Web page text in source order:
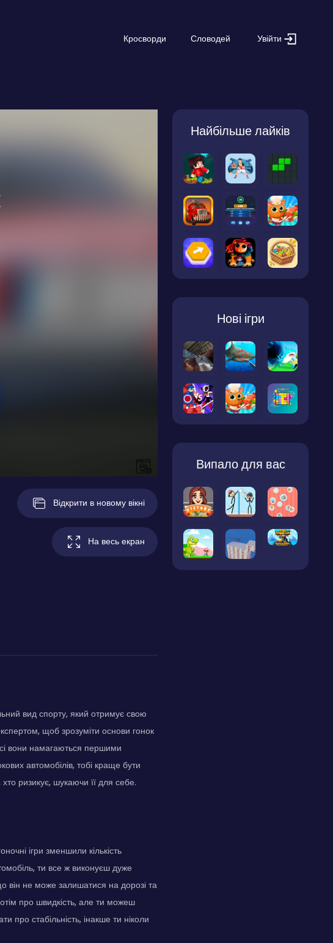
Кросворди Словодей Увійти
Відкрити в новому вікні
На весь екран
вид спорту, який отримує свою
щоб зрозуміти основи гонок
вони намагаються першими
автомобілів, тобі краще бути
ризикує, шукаючи її для себе.
ігри зменшили кількість
ти все ж виконуєш дуже
він не може залишатися на дорозі та
про швидкість, але ти можеш
про стабільність, інакше ти ніколи
Найбільше лайків
Нові ігри
Випало для вас